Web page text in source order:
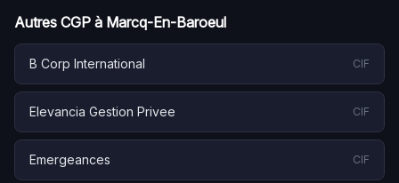
Autres CGP à Marcq-En-Baroeul
B Corp International CIF
Elevancia Gestion Privee CIF
Emergeances CIF